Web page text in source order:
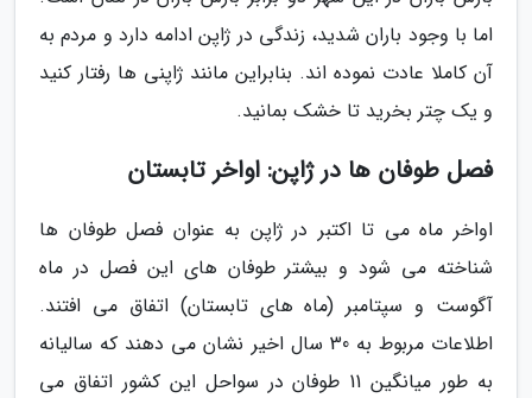
اما با وجود باران شدید، زندگی در ژاپن ادامه دارد و مردم به
آن کاملا عادت نموده اند. بنابراین مانند ژاپنی ها رفتار کنید
و یک چتر بخرید تا خشک بمانید.
فصل طوفان ها در ژاپن: اواخر تابستان
اواخر ماه می تا اکتبر در ژاپن به عنوان فصل طوفان ها
شناخته می شود و بیشتر طوفان های این فصل در ماه
آگوست و سپتامبر (ماه های تابستان) اتفاق می افتند.
اطلاعات مربوط به 30 سال اخیر نشان می دهند که سالیانه
به طور میانگین 11 طوفان در سواحل این کشور اتفاق می